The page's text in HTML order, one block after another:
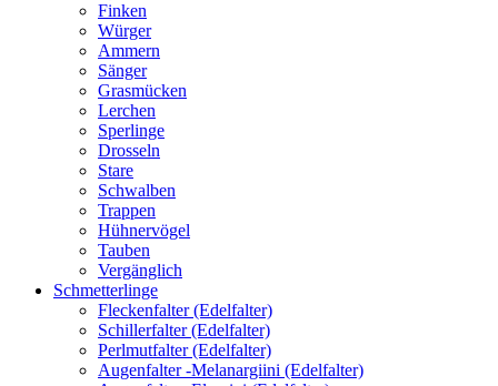
Finken
Würger
Ammern
Sänger
Grasmücken
Lerchen
Sperlinge
Drosseln
Stare
Schwalben
Trappen
Hühnervögel
Tauben
Vergänglich
Schmetterlinge
Fleckenfalter (Edelfalter)
Schillerfalter (Edelfalter)
Perlmutfalter (Edelfalter)
Augenfalter -Melanargiini (Edelfalter)